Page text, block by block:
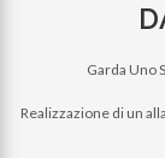
Garda Uno
Realizzazione di un